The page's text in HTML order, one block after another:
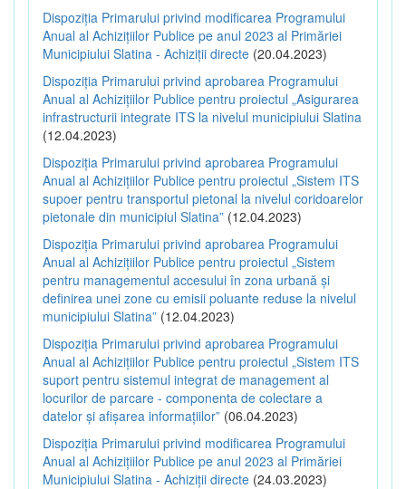
Dispoziția Primarului privind modificarea Programului
Anual al Achizițiilor Publice pe anul 2023 al Primăriei
Municipiului Slatina - Achiziții directe (20.04.2023)
Dispoziția Primarului privind aprobarea Programului
Anual al Achizițiilor Publice pentru proiectul „Asigurarea
infrastructurii integrate ITS la nivelul municipiului Slatina
(12.04.2023)
Dispoziția Primarului privind aprobarea Programului
Anual al Achizițiilor Publice pentru proiectul „Sistem ITS
supoer pentru transportul pietonal la nivelul coridoarelor
pietonale din municipiul Slatina” (12.04.2023)
Dispoziția Primarului privind aprobarea Programului
Anual al Achizițiilor Publice pentru proiectul „Sistem
pentru managementul accesului în zona urbană și
definirea unei zone cu emisii poluante reduse la nivelul
municipiului Slatina” (12.04.2023)
Dispoziția Primarului privind aprobarea Programului
Anual al Achizițiilor Publice pentru proiectul „Sistem ITS
suport pentru sistemul integrat de management al
locurilor de parcare - componenta de colectare a
datelor și afișarea informațiilor” (06.04.2023)
Dispoziția Primarului privind modificarea Programului
Anual al Achizițiilor Publice pe anul 2023 al Primăriei
Municipiului Slatina - Achiziții directe (24.03.2023)